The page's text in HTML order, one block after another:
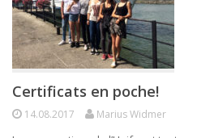
Certificats en poche!
14.08.2017 Marius Widmer